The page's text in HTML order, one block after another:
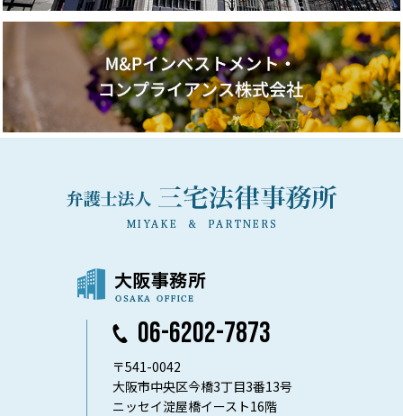
06-6202-7873
〒541-0042
大阪市中央区今橋3丁目3番13号
ニッセイ淀屋橋イースト16階